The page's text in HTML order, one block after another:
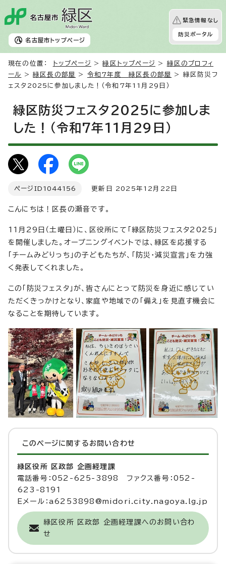
名古屋市 トップページ
緊急情報なし
防災ポータル
現在の位置： トップページ >緑区トップページ > 緑区のプロフィ
ール
>緑区長の部屋 > 令和7年度 緑区長の部屋
> 緑区防災フ
ェスタ2025に参加しました！（令和7年11月29日）
緑区防災フェスタ2025に参加しま
した！（令和7年11月29日）
ページID 1044156 更新日 2025年12月22日
こんにちは！区長の瀬音です。
11月29日（土曜日）に、区役所にて「緑区防災フェスタ2025」
を開催しました。オープニングイベントでは、緑区を応援する
「チームみどりっち」の子どもたちが、「防災・減災宣言」を力強
く発表してくれました。
この「防災フェスタ」が、皆さんにとって防災を身近に感じてい
ただくきっかけとなり、家庭や地域での「備え」を見直す機会に
なることを期待しています。
このページに関する お問い合わせ
緑区役所 区政部 企画経理課
電話番号：052-625-3898 ファクス番号：052-
623-8191
Eメール：a6253898@midori.city.nagoya.lg.jp
緑区役所 区政部 企画経理課へのお問い合わ
せ